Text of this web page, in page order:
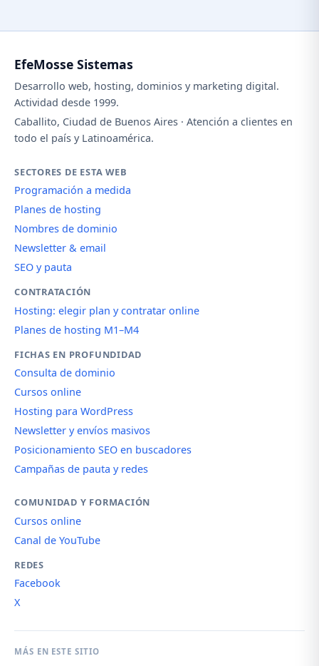
EfeMosse Sistemas
Desarrollo web, hosting, dominios y marketing digital.
Actividad desde 1999.
Caballito, Ciudad de Buenos Aires · Atención a clientes en
todo el país y Latinoamérica.
SECTORES DE ESTA WEB
Programación a medida
Planes de hosting
Nombres de dominio
Newsletter & email
SEO y pauta
CONTRATACIÓN
Hosting: elegir plan y contratar online
Planes de hosting M1–M4
FICHAS EN PROFUNDIDAD
Consulta de dominio
Cursos online
Hosting para WordPress
Newsletter y envíos masivos
Posicionamiento SEO en buscadores
Campañas de pauta y redes
COMUNIDAD Y FORMACIÓN
Cursos online
Canal de YouTube
REDES
Facebook
X
MÁS EN ESTE SITIO